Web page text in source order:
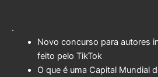
.
Novo concurso para autores
feito pelo TikTok
O que é uma Capital Mundial